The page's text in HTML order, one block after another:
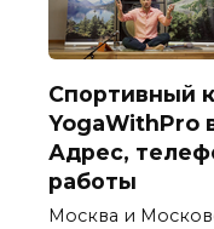
Спортивный
YogaWithPro
Адрес,
работы
Москва и